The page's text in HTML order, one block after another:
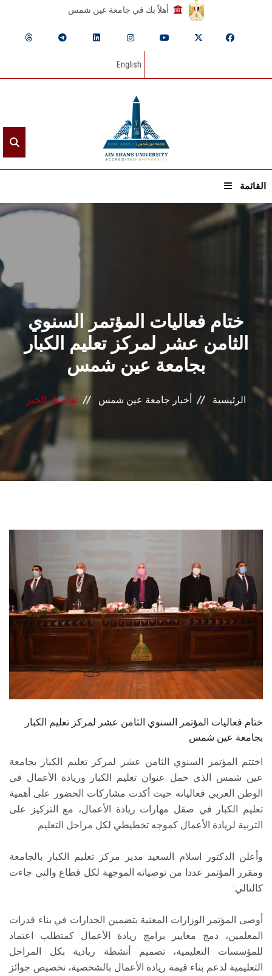
أهلاً بك في جامعة عين شمس
English
القائمة
الرئيسيـة
القطاعـات
الشئون الأكاديمية
البحث العلمي
المراكز والوحدات
الأنظمة الذكية
هيئة التدريس
الدراسات العليا
الخريجين
الموظفون
الزائـرون
ختام فعاليات المؤتمر السنوي
الثامن عشر لمركز تعليم الكبار
بجامعة عين شمس
الرئيسية أخبار جامعة عين شمس تفاصيل الخبر
ختام فعاليات المؤتمر السنوي الثامن عشر لمركز تعليم الكبار
بجامعة عين شمس
اختتم المؤتمر السنوي الثامن عشر لمركز تعليم الكبار بجامعة
عين شمس الذي حمل عنوان تعليم الكبار وريادة الأعمال في
الوطن العربي فعالياته حيث أكدت مشاركات الحضور على أهمية
تعليم الكبار في صقل مهارات ريادة الأعمال، مع التركيز على
التربية لريادة الأعمال كموجه تخطيطي لكل مراحل التعليم.
وأعلن الدكتور اسلام السعيد مدير مركز تعليم الكبار بالجامعة
ومقرر المؤتمر عددا من توصياته الموجهة لكل قطاع والتي جاءت
كالتالي:
أوصى المؤتمر الوزارات المعنية بتضمين الجدارات في بناء قدرات
المعلمين، دمج معايير برامج ريادة الأعمال كمتطلب اعتماد
للمؤسسات التعليمية، تصميم أنشطة ريادية بكل المراحل
التعليمية لدعم بناء قيمة ريادة الأعمال بالشخصية، تخصيص جوائز